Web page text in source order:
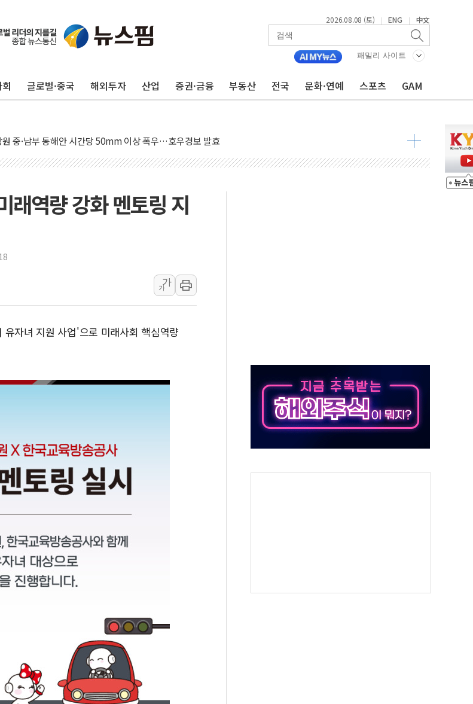
2026.08.08 (토) | ENG | 中文
패밀리 사이트
글로벌·중국 해외투자 산업 증권·금융 부동산 전국 문화·연예 스포츠 GAM
동해중부 전 해상 풍랑주의보…10일까지 최대 3.5m 높은 물결
전방위 아파트 부양, 수도 베이징도 부동산 규제 철폐
제 용대리 계곡서 수위 상승으로 피서객 7명 고립…전원 구조
원 중·남부 동해안 시간당 50mm 이상 폭우…호우경보 발효
양 밭에서 일하던 90대 숨져…온열질환 여부 조사
대통령, 'ISA·주가누르기 방지법' 전면 재검토 지시
우 특보' 경북 울진 시간당 20~30mm 강한 비...가뭄 해소될 듯
10월 보완수사권 폐지·공소청 출범…피해자들 '범죄 사각지대' 우려
상협, 업계 개인정보 보안 새판 짠다…'자율규제단체' 타진
욕증시, 고용 쇼크에 금리 인상 우려 후퇴…S&P500 최고치
유럽증시, 美 고용 예상 밖 부진에 연준 금리 인상 가능성 낮아지며 상승… STOXX 600 지수는 나흘 연속 최고치
래역량 강화 멘토링 지
가
가
자녀 지원 사업'으로 미래사회 핵심역량